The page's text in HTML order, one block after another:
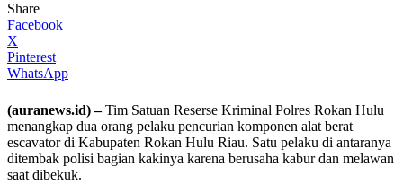
Share
Facebook
X
Pinterest
WhatsApp
(auranews.id) –Tim Satuan Reserse Kriminal Polres Rokan Hulu
menangkap dua orang pelaku pencurian komponen alat berat
escavator di Kabupaten Rokan Hulu Riau. Satu pelaku di antaranya
ditembak polisi bagian kakinya karena berusaha kabur dan melawan
saat dibekuk.